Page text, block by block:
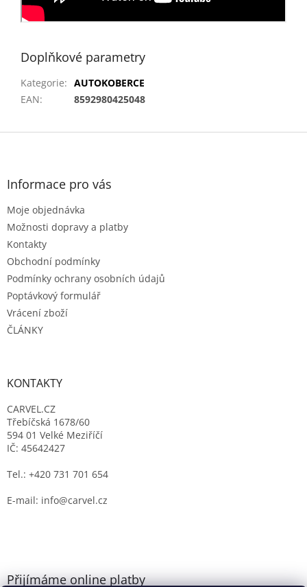
Doplňkové parametry
Kategorie: AUTOKOBERCE
EAN: 8592980425048
Z
Informace pro vás
Moje objednávka
Možnosti dopravy a platby
Kontakty
Obchodní podmínky
Podmínky ochrany osobních údajů
Poptávkový formulář
Vrácení zboží
ČLÁNKY
KONTAKTY
CARVEL.CZ
Třebíčská 1678/60
594 01 Velké Meziříčí
IČ: 45642427
Tel.: +420 731 701 654
E-mail: info@carvel.cz
Přijímáme online platby